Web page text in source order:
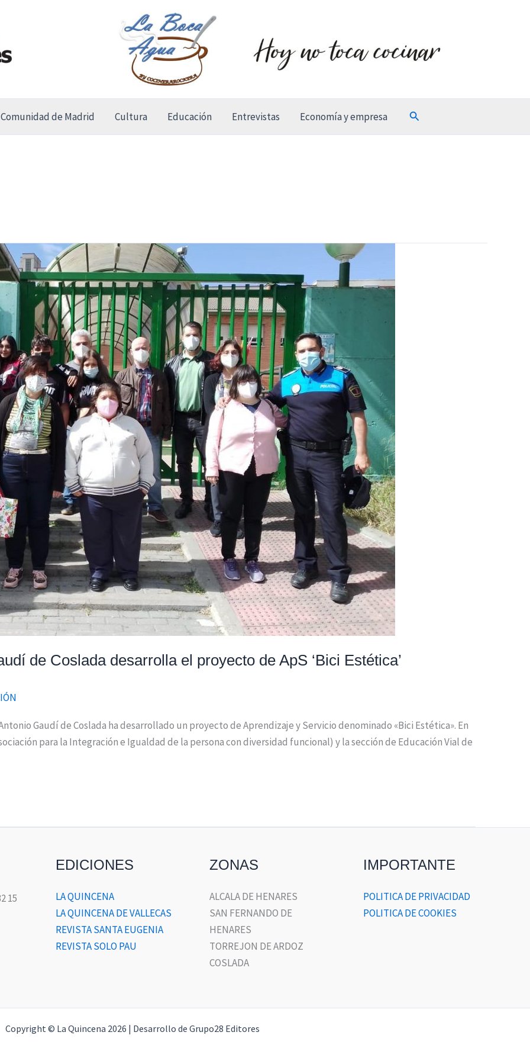
Comunidad de Madrid Cultura Educación Entrevistas Economía y empresa Buscar
de Coslada desarrolla el proyecto de ApS ‘Bici Estética’
Gaudí de Coslada ha desarrollado un proyecto de Aprendizaje y Servicio denominado «Bici Estética». En
para la Integración e Igualdad de la persona con diversidad funcional) y la sección de Educación Vial de
15
EDICIONES
LA QUINCENA
LA QUINCENA DE VALLECAS
REVISTA SANTA EUGENIA
REVISTA SOLO PAU
ZONAS
ALCALA DE HENARES
SAN FERNANDO DE
HENARES
TORREJON DE ARDOZ
COSLADA
IMPORTANTE
POLITICA DE PRIVACIDAD
POLITICA DE COOKIES
Copyright © La Quincena 2026 | Desarrollo de Grupo28 Editores